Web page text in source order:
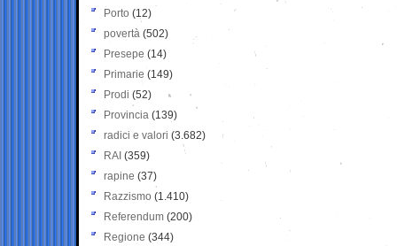
Porto (12)
povertà (502)
Presepe (14)
Primarie (149)
Prodi (52)
Provincia (139)
radici e valori (3.682)
RAI (359)
rapine (37)
Razzismo (1.410)
Referendum (200)
Regione (344)